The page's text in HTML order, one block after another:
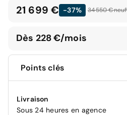
21 699 € -37% 34 550 €neuf
Dès 228 €/mois
Points clés
Livraison
Sous 24 heures en agence